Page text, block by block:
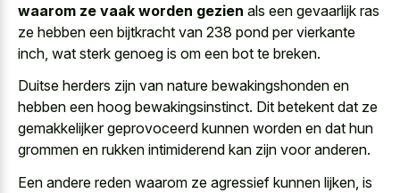
waarom ze vaak worden gezien als een gevaarlijk ras
ze hebben een bijtkracht van 238 pond per vierkante
inch, wat sterk genoeg is om een bot te breken.
Duitse herders zijn van nature bewakingshonden en
hebben een hoog bewakingsinstinct. Dit betekent dat ze
gemakkelijker geprovoceerd kunnen worden en dat hun
grommen en rukken intimiderend kan zijn voor anderen.
Een andere reden waarom ze agressief kunnen lijken, is